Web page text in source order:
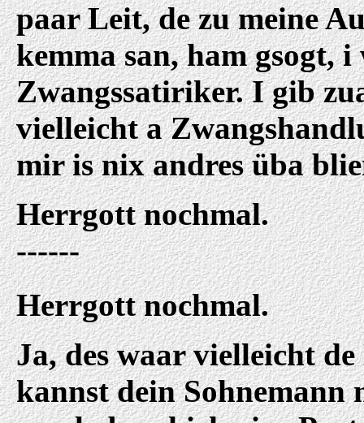
paar Leit, de zu meine
kemma san, ham gsogt, i
Zwangssatiriker. I gib
vielleicht a
mir is nix andres üba
Herrgott nochmal.
------
Herrgott nochmal.
Ja, des waar vielleicht
kannst dein Sohnemann